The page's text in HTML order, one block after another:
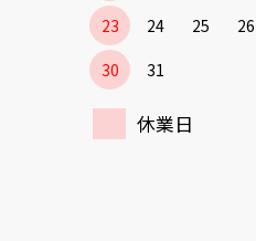
23
24 25 26
30
31
休業日